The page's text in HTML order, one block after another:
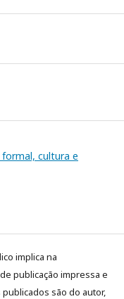
formal, cultura e
implica na
publicação impressa e
são do autor,